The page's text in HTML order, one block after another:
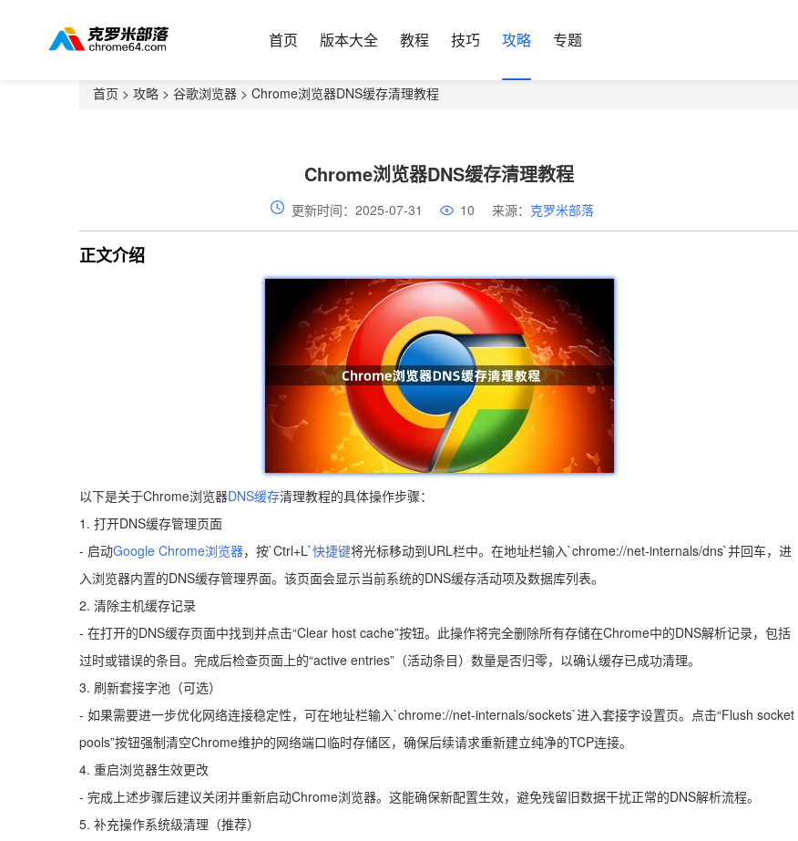
首页 版本大全 教程 技巧 攻略 专题
首页 > 攻略 > 谷歌浏览器 > Chrome浏览器DNS缓存清理教程
Chrome浏览器DNS缓存清理教程
更新时间：2025-07-31 10 来源： 克罗米部落
正文介绍
以下是关于Chrome浏览器DNS缓存清理教程的具体操作步骤：
1. 打开DNS缓存管理页面
- 启动Google Chrome浏览器，按`Ctrl+L`快捷键将光标移动到URL栏中。在地址栏输入`chrome://net-internals/dns`并回车，进
入浏览器内置的DNS缓存管理界面。该页面会显示当前系统的DNS缓存活动项及数据库列表。
2. 清除主机缓存记录
- 在打开的DNS缓存页面中找到并点击“Clear host cache”按钮。此操作将完全删除所有存储在Chrome中的DNS解析记录，包括
过时或错误的条目。完成后检查页面上的“active entries”（活动条目）数量是否归零，以确认缓存已成功清理。
3. 刷新套接字池（可选）
- 如果需要进一步优化网络连接稳定性，可在地址栏输入`chrome://net-internals/sockets`进入套接字设置页。点击“Flush socket
pools”按钮强制清空Chrome维护的网络端口临时存储区，确保后续请求重新建立纯净的TCP连接。
4. 重启浏览器生效更改
- 完成上述步骤后建议关闭并重新启动Chrome浏览器。这能确保新配置生效，避免残留旧数据干扰正常的DNS解析流程。
5. 补充操作系统级清理（推荐）